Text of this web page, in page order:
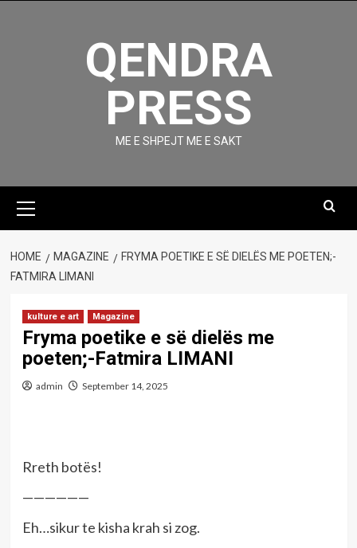
QENDRA
PRESS
ME E SHPEJT ME E SAKT
Menu
HOME MAGAZINE
FRYMA POETIKE E SË DIELËS ME POETEN;-
FATMIRA LIMANI
kulture e art Magazine
Fryma poetike e së dielës me
poeten;-Fatmira LIMANI
admin September 14, 2025
Rreth botës!
——————
Eh…sikur te kisha krah si zog.